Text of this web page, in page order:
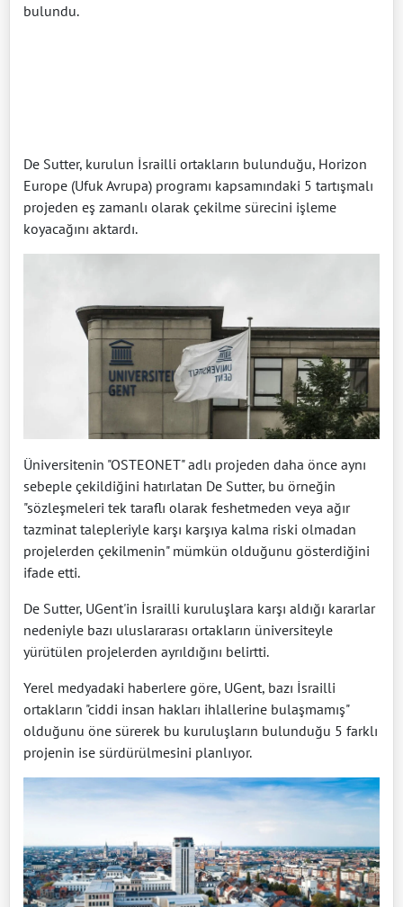
bulundu.
De Sutter, kurulun İsrailli ortakların bulunduğu, Horizon
Europe (Ufuk Avrupa) programı kapsamındaki 5 tartışmalı
projeden eş zamanlı olarak çekilme sürecini işleme
koyacağını aktardı.
Üniversitenin "OSTEONET" adlı projeden daha önce aynı
sebeple çekildiğini hatırlatan De Sutter, bu örneğin
"sözleşmeleri tek taraflı olarak feshetmeden veya ağır
tazminat talepleriyle karşı karşıya kalma riski olmadan
projelerden çekilmenin" mümkün olduğunu gösterdiğini
ifade etti.
De Sutter, UGent'in İsrailli kuruluşlara karşı aldığı kararlar
nedeniyle bazı uluslararası ortakların üniversiteyle
yürütülen projelerden ayrıldığını belirtti.
Yerel medyadaki haberlere göre, UGent, bazı İsrailli
ortakların "ciddi insan hakları ihlallerine bulaşmamış"
olduğunu öne sürerek bu kuruluşların bulunduğu 5 farklı
projenin ise sürdürülmesini planlıyor.